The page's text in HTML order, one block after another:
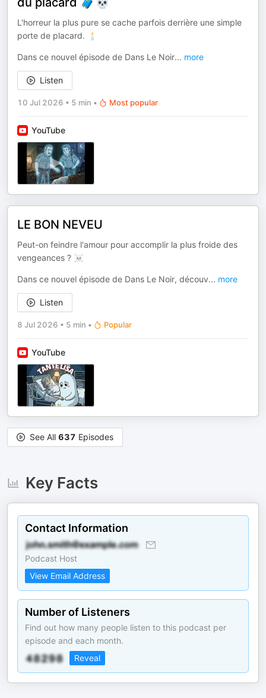
L'horreur la plus pure se cache parfois derrière une simple
porte de placard. 🕯️
Dans ce nouvel épisode de Dans Le Noir... more
Listen
10 Jul 2026 • 5 min • Most popular
YouTube
LE BON NEVEU
Peut-on feindre l'amour pour accomplir la plus froide des
vengeances ? ☠️
Dans ce nouvel épisode de Dans Le Noir, découv... more
Listen
8 Jul 2026 • 5 min • Popular
YouTube
See All 637 Episodes
Key Facts
Contact Information
Podcast Host
View Email Address
Number of Listeners
Find out how many people listen to this podcast per
episode and each month.
Reveal